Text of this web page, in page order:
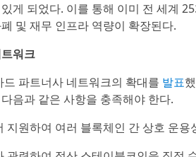
게 되었다. 이를 통해 이미 전 세계
및 재무 인프라 역량이 확장된다.
워크
파트너사 네트워크의 확대를 발표
음과 같은 사항을 충족해야 한다.
지원하여 여러 블록체인 간 상호 운용